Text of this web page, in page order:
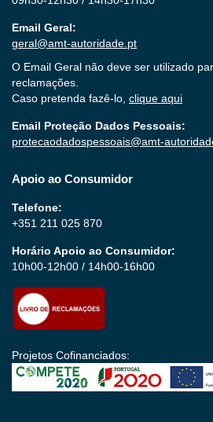
Email Geral:
geral@amt-autoridade.pt
O Email Geral não deve ser utilizado
reclamações.
Caso pretenda fazê-lo, clique aqui
Email Proteção Dados Pessoais:
protecaodadospessoais@amt-
Apoio ao Consumidor
Telefone:
+351 211 025 870
Horário Apoio ao Consumidor:
10h00-12h00 / 14h00-16h00
Projetos Cofinanciados: